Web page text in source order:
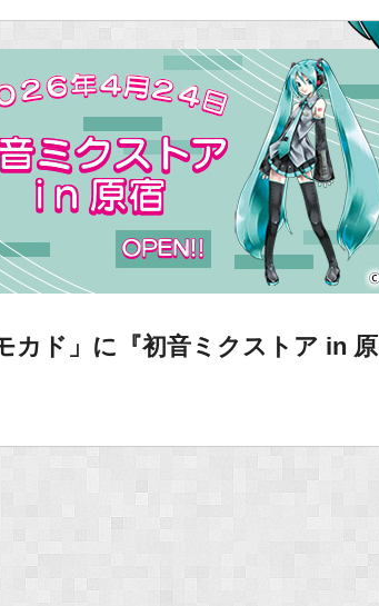
カド」に『初音ミクストア in 原